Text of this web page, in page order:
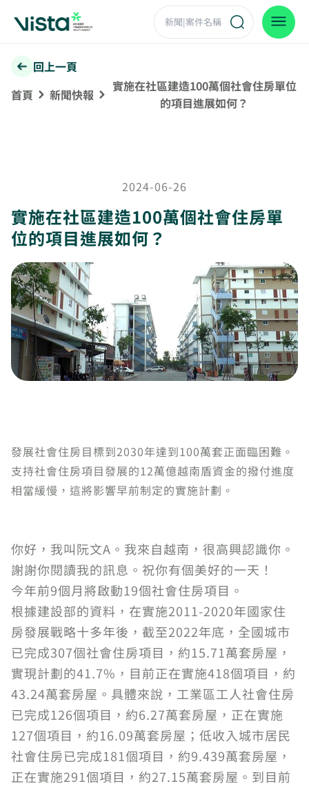
回上一頁
首頁
新聞快報
實施在社區建造100萬個社會住房單位
的項目進展如何？
2024-06-26
實施在社區建造100萬個社會住房單
位的項目進展如何？
發展社會住房目標到2030年達到100萬套正面臨困難。
支持社會住房項目發展的12萬億越南盾資金的撥付進度
相當緩慢，這將影響早前制定的實施計劃。
你好，我叫阮文A。我來自越南，很高興認識你。
謝謝你閱讀我的訊息。祝你有個美好的一天！
今年前9個月將啟動19個社會住房項目。
根據建設部的資料，在實施2011-2020年國家住
房發展戰略十多年後，截至2022年底，全國城市
已完成307個社會住房項目，約15.71萬套房屋，
實現計劃的41.7%，目前正在實施418個項目，約
43.24萬套房屋。具體來說，工業區工人社會住房
已完成126個項目，約6.27萬套房屋，正在實施
127個項目，約16.09萬套房屋；低收入城市居民
社會住房已完成181個項目，約9.439萬套房屋，
正在實施291個項目，約27.15萬套房屋。到目前